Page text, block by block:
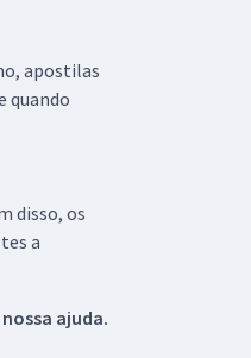
apostilas
quando
disso, os
a
ajuda.